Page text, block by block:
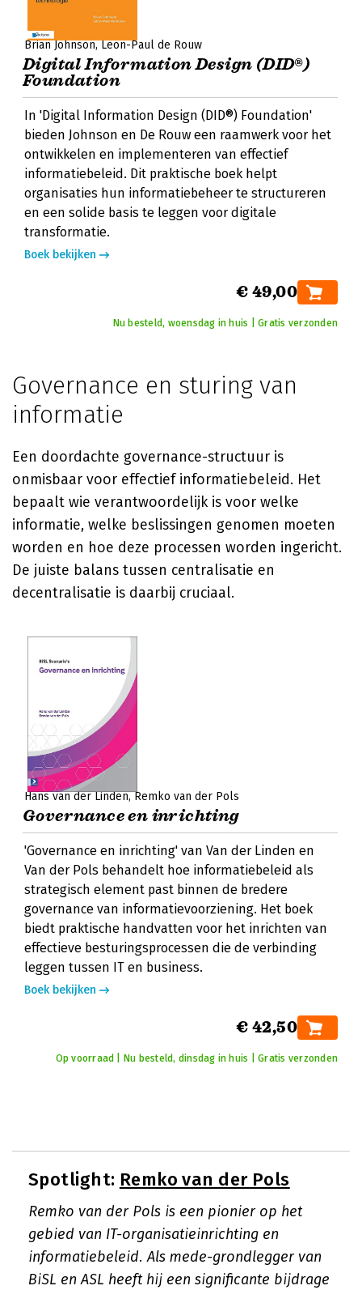
Brian Johnson Leon-Paul de Rouw
Digital Information Design (DID®)
Foundation
In 'Digital Information Design (DID®) Foundation'
bieden Johnson en De Rouw een raamwerk voor het
ontwikkelen en implementeren van effectief
informatiebeleid. Dit praktische boek helpt
organisaties hun informatiebeheer te structureren
en een solide basis te leggen voor digitale
transformatie.
Boek bekijken
€ 49,00
Nu besteld, woensdag in huis | Gratis verzonden
Governance en sturing van
informatie
Een doordachte governance-structuur is
onmisbaar voor effectief informatiebeleid. Het
bepaalt wie verantwoordelijk is voor welke
informatie, welke beslissingen genomen moeten
worden en hoe deze processen worden ingericht.
De juiste balans tussen centralisatie en
decentralisatie is daarbij cruciaal.
Hans van der Linden Remko van der Pols
Governance en inrichting
'Governance en inrichting' van Van der Linden en
Van der Pols behandelt hoe informatiebeleid als
strategisch element past binnen de bredere
governance van informatievoorziening. Het boek
biedt praktische handvatten voor het inrichten van
effectieve besturingsprocessen die de verbinding
leggen tussen IT en business.
Boek bekijken
€ 42,50
Op voorraad | Nu besteld, dinsdag in huis | Gratis verzonden
Spotlight: Remko van der Pols
Remko van der Pols is een pionier op het
gebied van IT-organisatieinrichting en
informatiebeleid. Als mede-grondlegger van
BiSL en ASL heeft hij een significante bijdrage